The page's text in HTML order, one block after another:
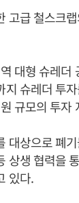
고급 철스크
대형 슈레더
슈레더 투
규모의 투자
대상으로 폐
상생 협력을
있다.